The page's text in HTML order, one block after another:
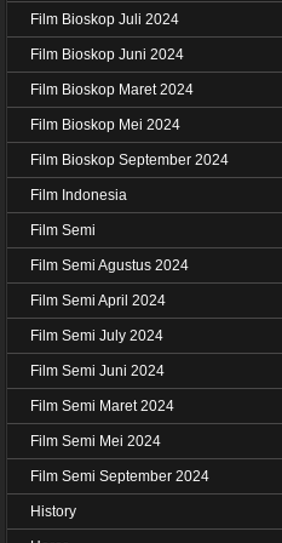
Film Bioskop Juli 2024
Film Bioskop Juni 2024
Film Bioskop Maret 2024
Film Bioskop Mei 2024
Film Bioskop September 2024
Film Indonesia
Film Semi
Film Semi Agustus 2024
Film Semi April 2024
Film Semi July 2024
Film Semi Juni 2024
Film Semi Maret 2024
Film Semi Mei 2024
Film Semi September 2024
History